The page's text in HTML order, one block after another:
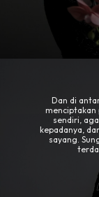
Dan di
menciptakan
sendiri,
kepadanya,
sayang.